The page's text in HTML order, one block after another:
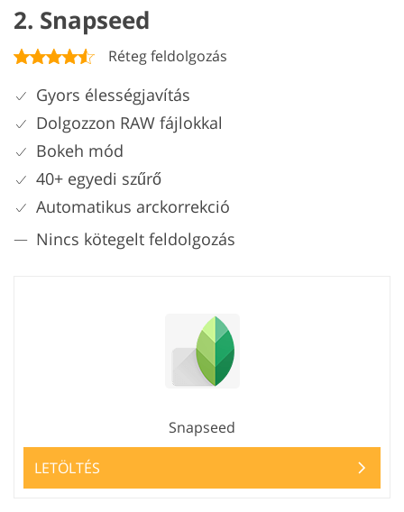
2. Snapseed
Réteg feldolgozás
Gyors élességjavítás
Dolgozzon RAW fájlokkal
Bokeh mód
40+ egyedi szűrő
Automatikus arckorrekció
Nincs kötegelt feldolgozás
Snapseed
LETÖLTÉS